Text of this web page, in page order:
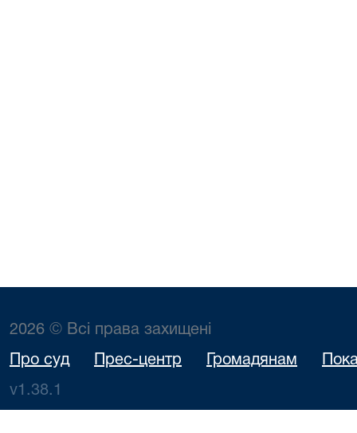
2026 © Всі права захищені
Про суд Прес-центр Громадянам
v1.38.1